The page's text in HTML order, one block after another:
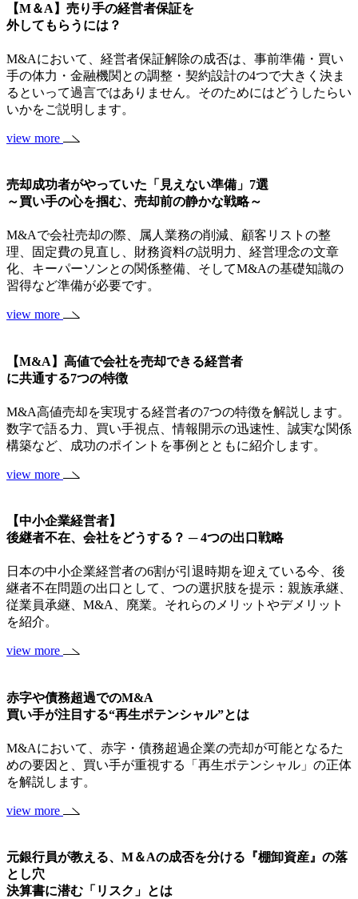
【M＆A】売り手の経営者保証を
外してもらうには？
M&Aにおいて、経営者保証解除の成否は、事前準備・買い
手の体力・金融機関との調整・契約設計の4つで大きく決ま
るといって過言ではありません。そのためにはどうしたらい
いかをご説明します。
view more
売却成功者がやっていた「見えない準備」7選
～買い手の心を掴む、売却前の静かな戦略～
M&Aで会社売却の際、属人業務の削減、顧客リストの整
理、固定費の見直し、財務資料の説明力、経営理念の文章
化、キーパーソンとの関係整備、そしてM&Aの基礎知識の
習得など準備が必要です。
view more
【M&A】高値で会社を売却できる経営者
に共通する7つの特徴
M&A高値売却を実現する経営者の7つの特徴を解説します。
数字で語る力、買い手視点、情報開示の迅速性、誠実な関係
構築など、成功のポイントを事例とともに紹介します。
view more
【中小企業経営者】
後継者不在、会社をどうする？ ─ 4つの出口戦略
日本の中小企業経営者の6割が引退時期を迎えている今、後
継者不在問題の出口として、つの選択肢を提示：親族承継、
従業員承継、M&A、廃業。それらのメリットやデメリット
を紹介。
view more
赤字や債務超過でのM&A
買い手が注目する“再生ポテンシャル”とは
M&Aにおいて、赤字・債務超過企業の売却が可能となるた
めの要因と、買い手が重視する「再生ポテンシャル」の正体
を解説します。
view more
元銀行員が教える、M＆Aの成否を分ける『棚卸資産』の落
とし穴
決算書に潜む「リスク」とは